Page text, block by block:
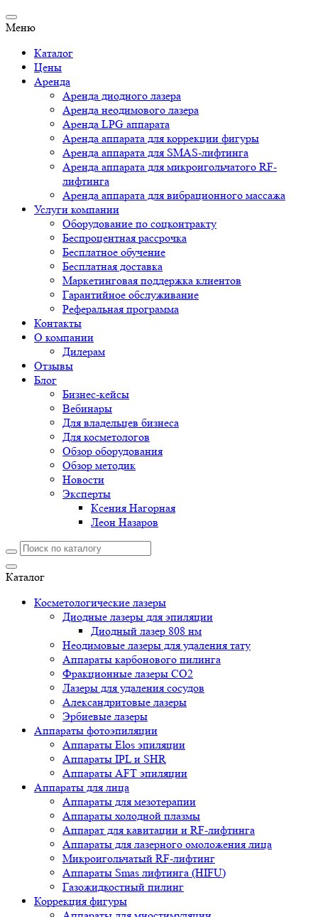
Меню
Каталог
Цены
Аренда
Аренда диодного лазера
Аренда неодимового лазера
Аренда LPG аппарата
Аренда аппарата для коррекции фигуры
Аренда аппарата для SMAS-лифтинга
Аренда аппарата для микроигольчатого RF-
лифтинга
Аренда аппарата для вибрационного массажа
Услуги компании
Оборудование по соцконтракту
Беспроцентная рассрочка
Бесплатное обучение
Бесплатная доставка
Маркетинговая поддержка клиентов
Гарантийное обслуживание
Реферальная программа
Контакты
О компании
Дилерам
Отзывы
Блог
Бизнес-кейсы
Вебинары
Для владельцев бизнеса
Для косметологов
Обзор оборудования
Обзор методик
Новости
Эксперты
Ксения Нагорная
Леон Назаров
Каталог
Косметологические лазеры
Диодные лазеры для эпиляции
Диодный лазер 808 нм
Неодимовые лазеры для удаления тату
Аппараты карбонового пилинга
Фракционные лазеры CO2
Лазеры для удаления сосудов
Александритовые лазеры
Эрбиевые лазеры
Аппараты фотоэпиляции
Аппараты Elos эпиляции
Аппараты IPL и SHR
Аппараты AFT эпиляции
Аппараты для лица
Аппараты для мезотерапии
Аппараты холодной плазмы
Аппарат для кавитации и RF-лифтинга
Аппараты для лазерного омоложения лица
Микроигольчатый RF-лифтинг
Аппараты Smas лифтинга (HIFU)
Газожидкостный пилинг
Коррекция фигуры